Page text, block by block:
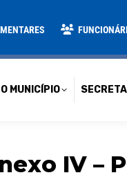
O MUNICÍPIO
IV –